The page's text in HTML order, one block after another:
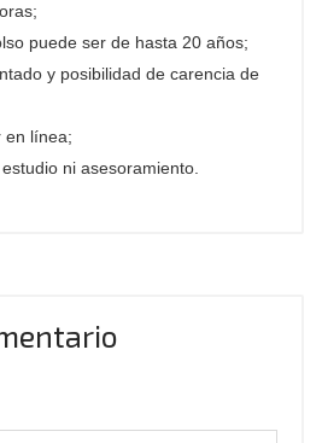
puede ser de hasta 20 años;
y posibilidad de carencia de
en línea;
ni asesoramiento.